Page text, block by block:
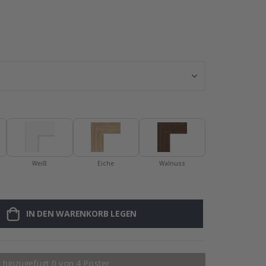
Weiß Eiche Walnuss
IN DEN WARENKORB LEGEN
hinzugefügt 0 von 4 Poster